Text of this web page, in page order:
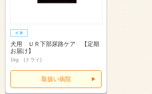
犬用 ＵＲ下部尿路ケア 【定期
お届け】
1kg (ドライ)
取扱い病院